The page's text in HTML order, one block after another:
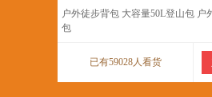
户外徒步背包 大容量50L登山包 户
包
已有59028人看货